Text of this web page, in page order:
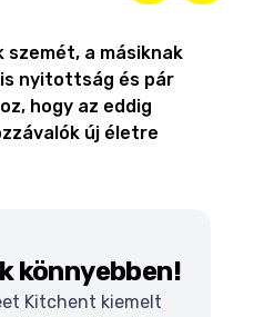
szemét, a másiknak
nyitottság és pár
hogy az eddig
új életre
könnyebben!
Kitchent kiemelt